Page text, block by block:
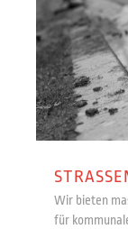
Wir bieten
für